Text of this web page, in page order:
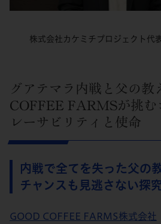
株式会社カケミチプロジェクト代
グアテマラ内戦と父の教
COFFEE FARMSが挑む
レーサビリティと使命
内戦で全てを失った父の
チャンスも見逃さない探
GOOD COFFEE FARMS株式会社